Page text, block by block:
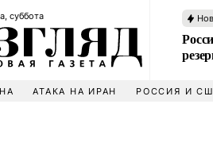
суббота
АТАКА НА ИРАН РОССИЯ И